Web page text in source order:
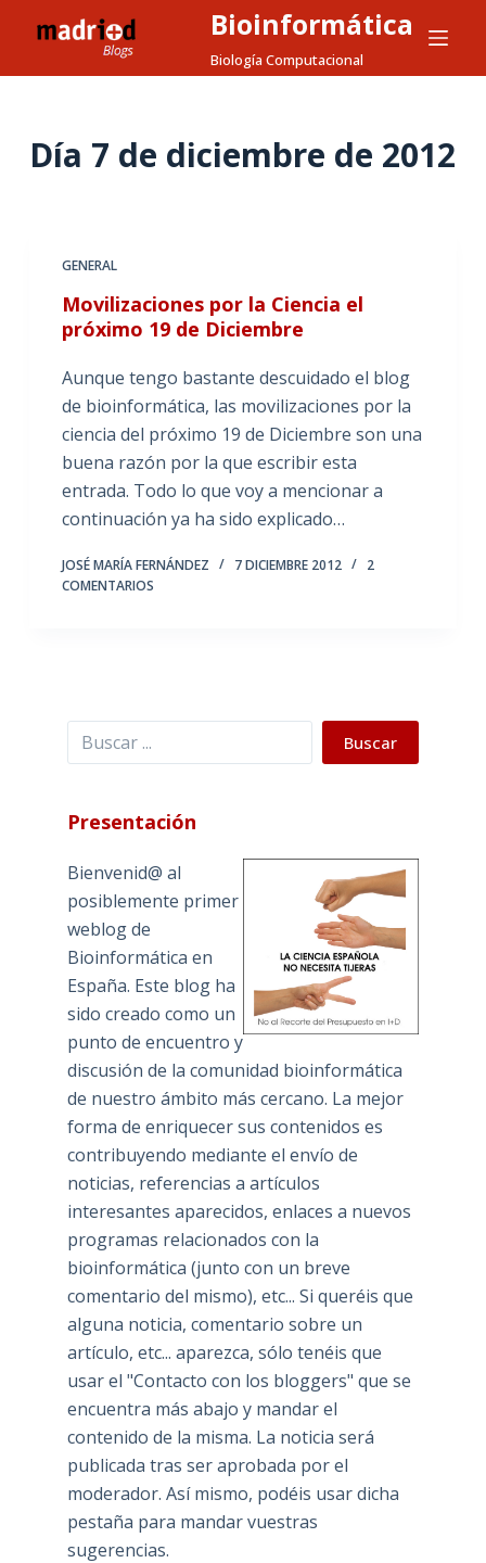
l
Bioinformática
Biología Computacional
Día 7 de diciembre de 2012
GENERAL
Movilizaciones por la Ciencia el
próximo 19 de Diciembre
Aunque tengo bastante descuidado el blog
de bioinformática, las movilizaciones por la
ciencia del próximo 19 de Diciembre son una
buena razón por la que escribir esta
entrada. Todo lo que voy a mencionar a
continuación ya ha sido explicado…
JOSÉ MARÍA FERNÁNDEZ 7 DICIEMBRE 2012
2
COMENTARIOS
Buscar Buscar
Presentación
Bienvenid@ al
posiblemente primer
weblog de
Bioinformática en
España. Este blog ha
sido creado como un
punto de encuentro y
discusión de la comunidad bioinformática
de nuestro ámbito más cercano. La mejor
forma de enriquecer sus contenidos es
contribuyendo mediante el envío de
noticias, referencias a artículos
interesantes aparecidos, enlaces a nuevos
programas relacionados con la
bioinformática (junto con un breve
comentario del mismo), etc... Si queréis que
alguna noticia, comentario sobre un
artículo, etc... aparezca, sólo tenéis que
usar el "Contacto con los bloggers" que se
encuentra más abajo y mandar el
contenido de la misma. La noticia será
publicada tras ser aprobada por el
moderador. Así mismo, podéis usar dicha
pestaña para mandar vuestras
sugerencias.